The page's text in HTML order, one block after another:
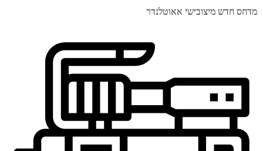
מדחס חדש מיצובישי אאוטלנדר